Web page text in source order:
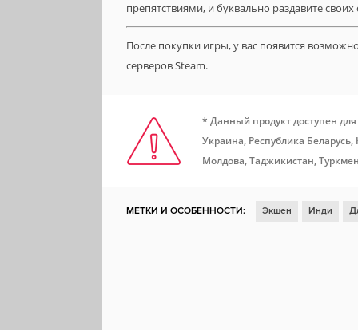
препятствиями, и буквально раздавите
После покупки игры, у вас появится
серверов Steam.
* Данный продукт доступен
Украина, Республика
Молдова, Таджикистан,
МЕТКИ И ОСОБЕННОСТИ: Экшен Инди